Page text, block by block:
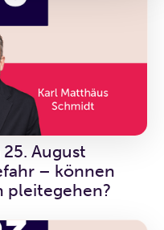
August
– können
pleitegehen?